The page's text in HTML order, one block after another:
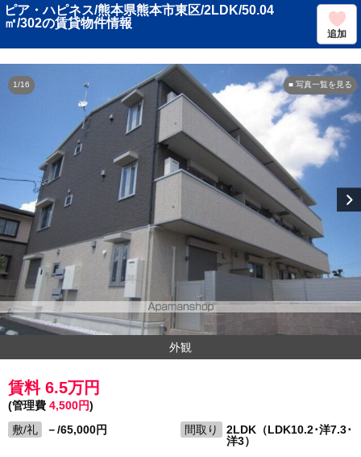
ピア・ハピネス/熊本県熊本市東区/2LDK/50.04
㎡/302の賃貸物件情報
追加
■ 写真一覧を見る
1/16
外観
賃料 6.5万円
(管理費 4,500円)
敷/礼
－/65,000円 間取り
2LDK（LDK10.2･洋7.3･
洋3）